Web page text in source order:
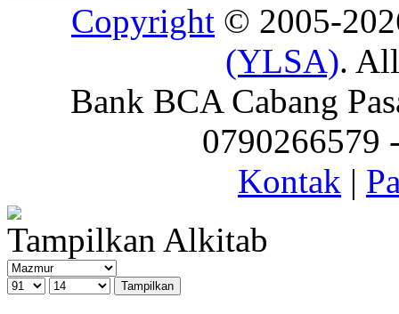
Copyright © 2005-
(YLSA).
Bank BCA Cabang
0790266579
Kontak |
Tampilkan Alkitab